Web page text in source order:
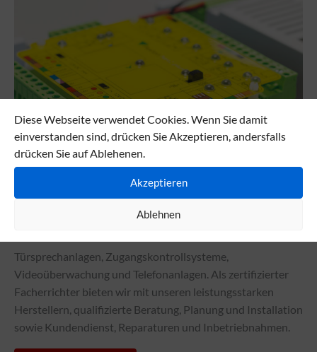
Diese Webseite verwendet Cookies. Wenn Sie damit
einverstanden sind, drücken Sie Akzeptieren, andersfalls
drücken Sie auf Ablehenen.
Akzeptieren
Ablehnen
Türsprechanlagen, Zugangskontrollsysteme,
Videoüberwachung und Telefonanlagen. Als zertifizierter
Facherrichter bieten wir mit unseren leistungsstarken
Herstellern, qualifizierte Beratung, Planung und Installation
sowie Kundendienst, Reparaturen und Inbetriebnahmen.